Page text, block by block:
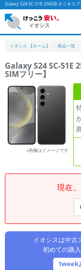
Galaxy S24 SC-51E 256GB オニキス
イオシス 【ホーム】 商品一覧
Galaxy S24 SC-51E
SIMフリー】
※画像はイメージです
現在
イオシスは中古
初めての購
1week
かんたんパ
フリーワード
除外ワード
人気の検索ワード：Let's note
「スマートフォン」「タブレット」
メーカー
製造、販売メーカーの絞り込み